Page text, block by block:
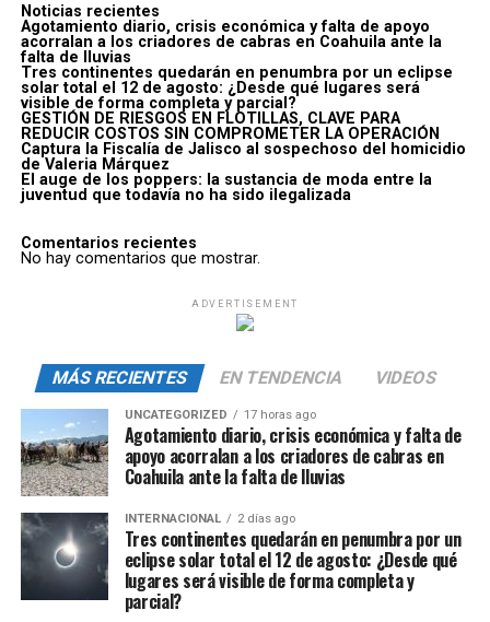
Noticias recientes
Agotamiento diario, crisis económica y falta de apoyo
acorralan a los criadores de cabras en Coahuila ante la
falta de lluvias
Tres continentes quedarán en penumbra por un eclipse
solar total el 12 de agosto: ¿Desde qué lugares será
visible de forma completa y parcial?
GESTIÓN DE RIESGOS EN FLOTILLAS, CLAVE PARA
REDUCIR COSTOS SIN COMPROMETER LA OPERACIÓN
Captura la Fiscalía de Jalisco al sospechoso del homicidio
de Valeria Márquez
El auge de los poppers: la sustancia de moda entre la
juventud que todavía no ha sido ilegalizada
Comentarios recientes
No hay comentarios que mostrar.
ADVERTISEMENT
MÁS RECIENTES EN TENDENCIA VIDEOS
UNCATEGORIZED 17 horas ago
Agotamiento diario, crisis económica y falta de
apoyo acorralan a los criadores de cabras en
Coahuila ante la falta de lluvias
INTERNACIONAL 2 días ago
Tres continentes quedarán en penumbra por un
eclipse solar total el 12 de agosto: ¿Desde qué
lugares será visible de forma completa y
parcial?